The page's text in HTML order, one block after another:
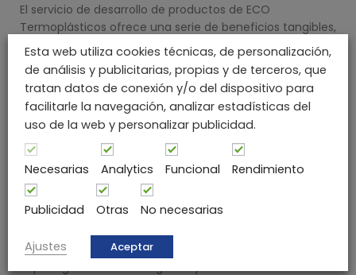
El servicio de desarrollo de productos de ECO
Termoplásticos ofrece una serie de beneficios tangibles,
incluyendo:
Diseño Personalizado:Desarrollamos productos que
se adaptan a tus necesidades y especificaciones
únicas.
Eficiencia en el Proceso:Nuestro enfoque integrado
y eficiente garantiza un desarrollo rápido y sin
problemas de productos, desde la concepción hasta
la fabricación.
Control de Calidad:Realizamos pruebas exhaustivas
y verificaciones de calidad en cada etapa del proceso
Esta web utiliza cookies técnicas, de personalización,
de análisis y publicitarias, propias y de terceros, que
tratan datos de conexión y/o del dispositivo para
facilitarle la navegación, analizar estadísticas del
uso de la web y personalizar publicidad.
Necesarias Analytics Funcional Rendimiento
Publicidad Otras No necesarias
Ajustes Aceptar